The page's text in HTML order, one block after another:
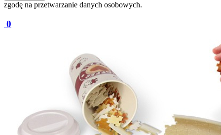
zgodę na przetwarzanie danych osobowych.
0